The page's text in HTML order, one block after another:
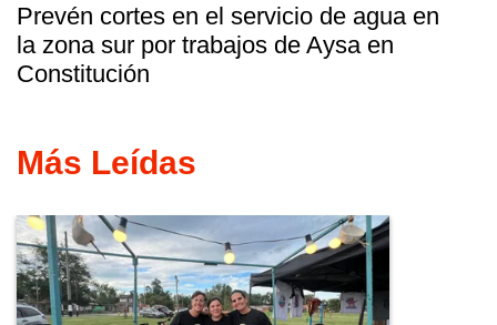
Prevén cortes en el servicio de agua en
la zona sur por trabajos de Aysa en
Constitución
Más Leídas